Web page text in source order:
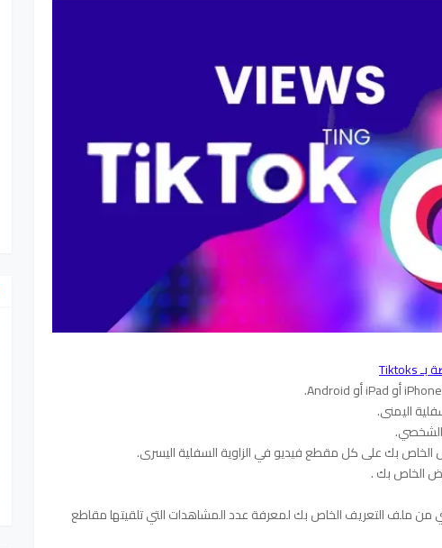
من ملف التعريف الخاص بك لمعرفة عدد المشاهدات التي تلقيتها مقاطع